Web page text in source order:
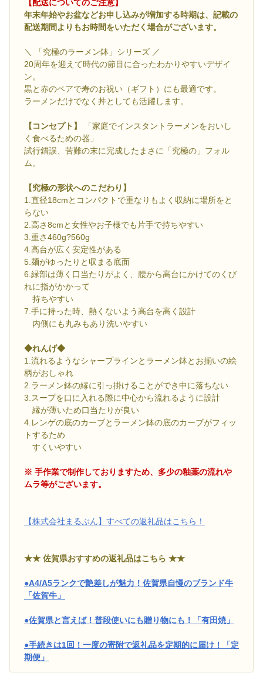
【配送についてのご注意】
年末年始やお盆などお申し込みが増加する時期は、記載の
配送期間よりもお時間をいただく場合がございます。
＼ 「究極のラーメン鉢」シリーズ ／
20周年を迎えて時代の節目に合ったわかりやすいデザイ
ン。
黒と赤のペアで寿のお祝い（ギフト）にも最適です。
ラーメンだけでなく丼としても活躍します。
【コンセプト】
「家庭でインスタントラーメンをおいし
く食べるための器」
試行錯誤、苦難の末に完成したまさに「究極の」フォル
ム。
【究極の形状へのこだわり】
1.直径18cmとコンパクトで重なりもよく収納に場所をと
らない
2.高さ8cmと女性やお子様でも片手で持ちやすい
3.重さ460g?560g
4.高台が広く安定性がある
5.麺がゆったりと収まる底面
6.緑部は薄く口当たりがよく、腰から高台にかけてのくび
れに指がかかって
持ちやすい
7.手に持った時、熱くないよう高台を高く設計
内側にも丸みもあり洗いやすい
◆れんげ◆
1.流れるようなシャープラインとラーメン鉢とお揃いの絵
柄がおしゃれ
2.ラーメン鉢の縁に引っ掛けることができ中に落ちない
3.スープを口に入れる際に中心から流れるように設計
縁が薄いため口当たりが良い
4.レンゲの底のカーブとラーメン鉢の底のカーブがフィッ
トするため
すくいやすい
※ 手作業で制作しておりますため、多少の釉薬の流れや
ムラ等がございます。
【株式会社まるぶん】すべての返礼品はこちら！
★★ 佐賀県おすすめの返礼品はこちら ★★
●A4/A5ランクで艶差しが魅力！佐賀県自慢のブランド牛
「佐賀牛」
●佐賀県と言えば！普段使いにも贈り物にも！「有田焼」
●手続きは1回！一度の寄附で返礼品を定期的に届け！「定
期便」